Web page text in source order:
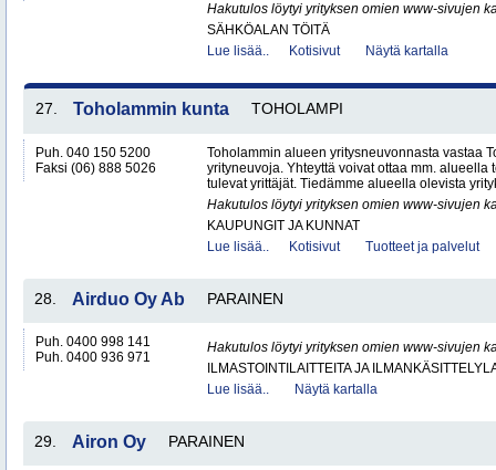
Hakutulos löytyi yrityksen omien www-sivujen
SÄHKÖALAN TÖITÄ
Lue lisää..
Kotisivut Näytä kartalla
27. Toholammin kunta TOHOLAMPI
Puh. 040 150 5200
Faksi (06) 888 5026
Toholammin alueen yritysneuvonnasta vastaa
yrityneuvoja. Yhteyttä voivat ottaa mm. alueella
tulevat yrittäjät. Tiedämme alueella olevista
Hakutulos löytyi yrityksen omien www-sivujen
KAUPUNGIT JA KUNNAT
Lue lisää..
Kotisivut Tuotteet ja palvelut
28. Airduo Oy Ab PARAINEN
Puh. 0400 998 141
Puh. 0400 936 971
Hakutulos löytyi yrityksen omien www-sivujen
ILMASTOINTILAITTEITA JA
Lue lisää..
Näytä kartalla
29. Airon Oy PARAINEN